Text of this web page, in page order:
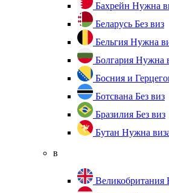
Бахрейн Нужна
Беларусь Без виз
Бельгия Нужна
Болгария Нужна
Босния и
Ботсвана Без виз
Бразилия Без виз
Бутан Нужна
в
Великобритания